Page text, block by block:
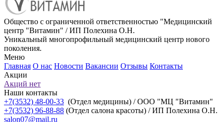
Общество с ограниченной ответственностью "Медицинский
центр "Витамин" / ИП Полехина О.Н.
Уникальный многопрофильный медицинский центр нового
поколения.
Меню
Главная О нас Новости Вакансии Отзывы Контакты
Акции
Акций нет
Наши контакты
+7(3532) 48-00-33 (Отдел медицины) / ООО "МЦ "Витамин"
+7(3532) 96-88-88 (Отдел салона красоты) / ИП Полехина О.Н.
salon07@mail.ru